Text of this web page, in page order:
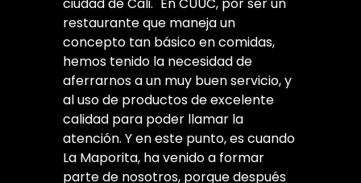
restaurante que maneja un
concepto tan básico en comidas,
hemos tenido la necesidad de
aferrarnos a un muy buen servicio, y
al uso de productos de excelente
calidad para poder llamar la
atención. Y en este punto, es cuando
La Maporita, ha venido a formar
parte de nosotros, porque después